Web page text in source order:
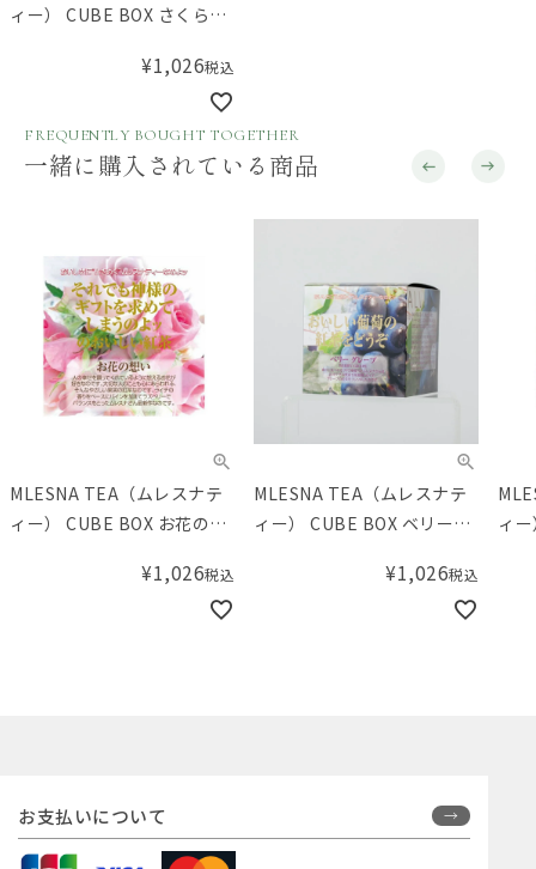
ィー） CUBE BOX さくら色
¥1,026税込
FREQUENTLY BOUGHT TOGETHER
一緒に購入されている商品
MLESNA TEA（ムレスナテ
ィー） CUBE BOX お花の想
¥1,026税込
MLESNA TEA（ムレスナテ
ィー） CUBE BOX ベリーグ
¥1,026税込
ィ
お支払いについて